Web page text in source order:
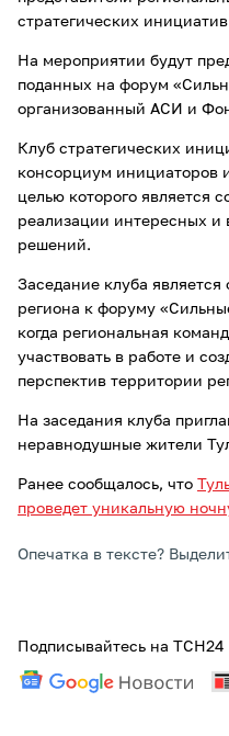
стратегических
На мероприятии будут
поданных на форум
организованный АСИ и
Клуб стратегических
консорциум инициаторов
целью которого является
реализации интересных и
решений.
Заседание клуба является
региона к форуму
когда региональная
участвовать в работе и
перспектив территории
На заседания клуба
неравнодушные жители
Ранее сообщалось, что
проведет уникальную
Опечатка в тексте?
Подписывайтесь на ТСН24